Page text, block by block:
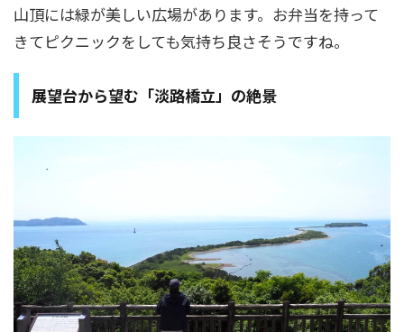
山頂には緑が美しい広場があります。お弁当を持って
きてピクニックをしても気持ち良さそうですね。
展望台から望む「淡路橋立」の絶景